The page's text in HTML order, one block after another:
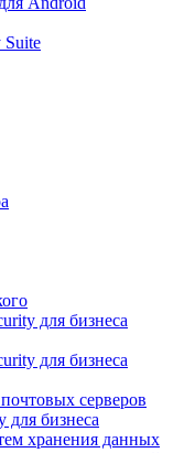
Suite
для бизнеса
для бизнеса
серверов
для бизнеса
хранения данных